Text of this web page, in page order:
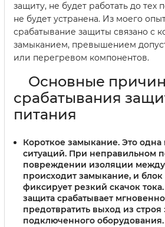
защиту, не будет работать до тех
не будет устранена. Из моего
срабатывание защиты связано с
замыканием, превышением
или перегревом компонентов.
Основные
срабатывания
питания
Короткое замыкание. Это одна
ситуаций. При неправильном
повреждении изоляции
происходит замыкание, и блок
фиксирует резкий скачок
защита срабатывает
предотвратить выход из
подключенного оборудования.